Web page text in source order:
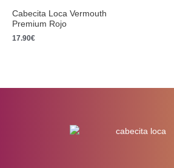
Cabecita Loca Vermouth
Premium Rojo
17.90€